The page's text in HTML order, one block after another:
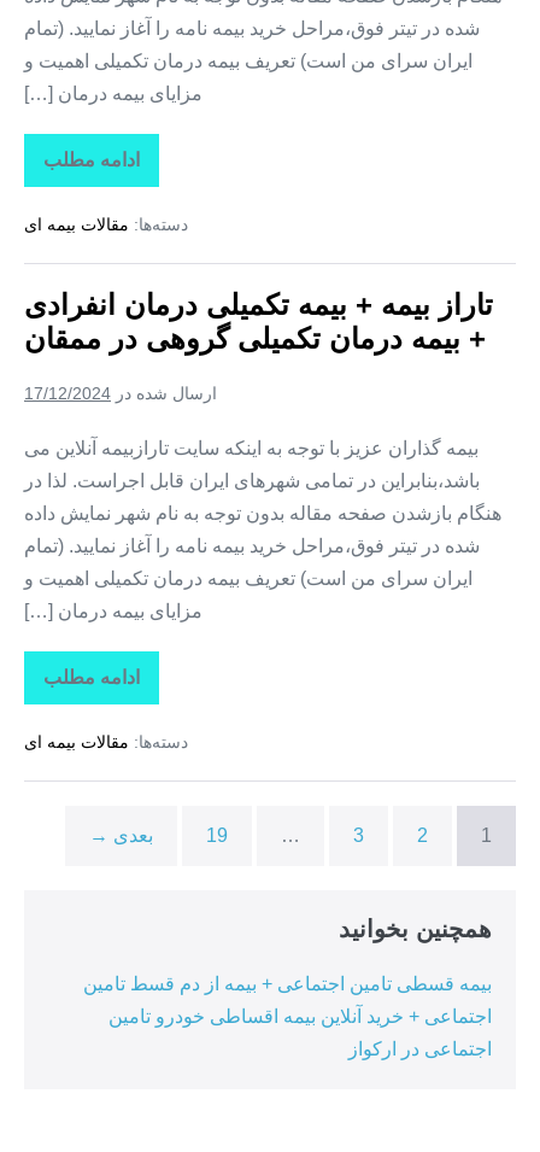
شده در تیتر فوق،مراحل خرید بیمه نامه را آغاز نمایید. (تمام
ایران سرای من است) تعریف بیمه درمان تکمیلی اهمیت و
مزایای بیمه درمان […]
ادامه مطلب
تاراز
بیمه
بیمه
درمان
+
بیمه
درمان
در
دسته‌ها: مقالات بیمه ای
تاراز بیمه + بیمه تکمیلی درمان انفرادی
+ بیمه درمان تکمیلی گروهی در ممقان
ارسال شده در 17/12/2024
بیمه گذاران عزیز با توجه به اینکه سایت تارازبیمه آنلاین می
باشد،بنابراین در تمامی شهرهای ایران قابل اجراست. لذا در
هنگام بازشدن صفحه مقاله بدون توجه به نام شهر نمایش داده
شده در تیتر فوق،مراحل خرید بیمه نامه را آغاز نمایید. (تمام
ایران سرای من است) تعریف بیمه درمان تکمیلی اهمیت و
مزایای بیمه درمان […]
ادامه مطلب
تاراز
بیمه
بیمه
درمان
بیمه
دسته‌ها: مقالات بیمه ای
1
2
3
…
19 بعدی →
همچنین بخوانید
بیمه قسطی تامین اجتماعی + بیمه از دم قسط تامین
اجتماعی + خرید آنلاین بیمه اقساطی خودرو تامین
اجتماعی در ارکواز